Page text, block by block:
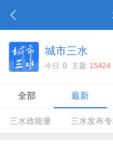
城市三水
今日: 0 主题: 15424
全部 最新
三水政能量 三水发布